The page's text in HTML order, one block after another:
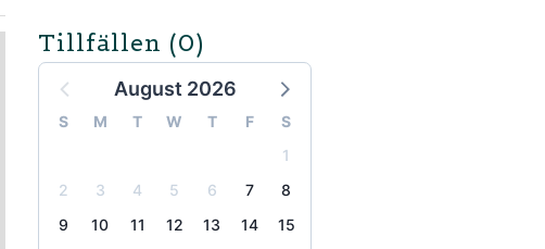
Tillfällen (0)
August 2026
S M T W T F
S
1
2
3 4 5 6 7
8
9
10 11 12 13 14
15